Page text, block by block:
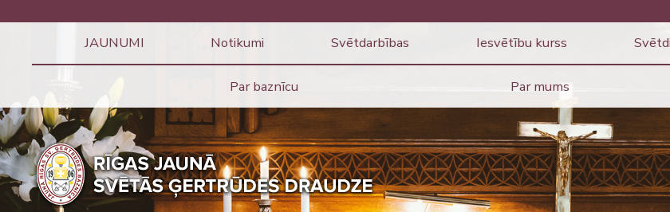
JAUNUMI Notikumi Svētdarbības Iesvētību kurss
Par baznīcu Par mums